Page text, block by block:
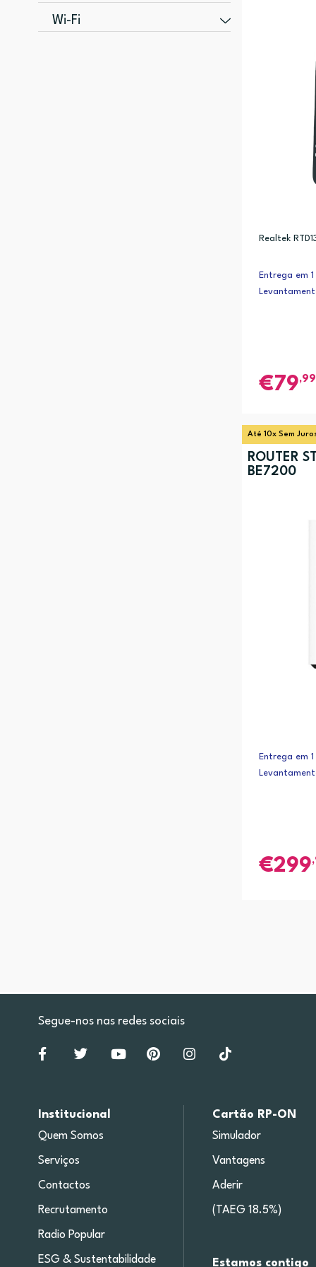
Wi-Fi
Realtek
Entrega em
79,99
Até 10x Sem
ROUTER
BE7200
Entrega em
299
Segue-nos nas redes sociais
Institucional
Quem Somos
Serviços
Contactos
Recrutamento
Radio Popular
ESG & Sustentabilidade
Cartão RP-ON
Simulador
Vantagens
Aderir
(TAEG 18.5%)
Estamos contigo